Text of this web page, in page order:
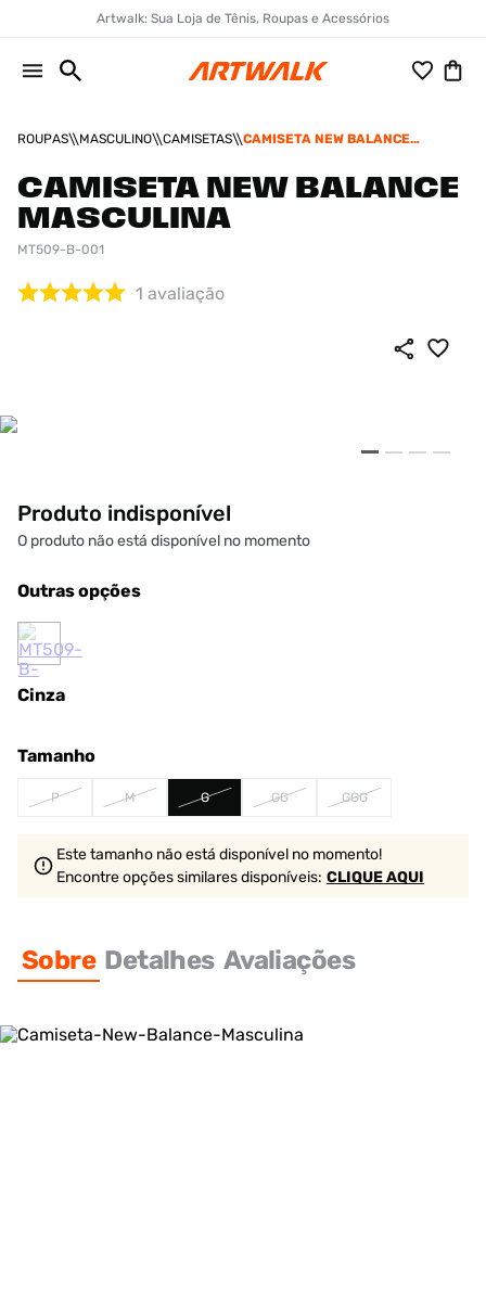
Artwalk: Sua Loja de Tênis, Roupas e Acessórios
ROUPAS MASCULINO CAMISETAS
CAMISETA NEW BALANCE
CAMISETA NEW BALANCE
MASCULINA
MT509-B-001
1 avaliação
Produto indisponível
O produto não está disponível no momento
Outras opções
Cinza
Tamanho
P M G GG GGG
Este tamanho não está disponível no momento!
Encontre opções similaresdisponíveis: CLIQUE AQUI
Sobre Detalhes Avaliações